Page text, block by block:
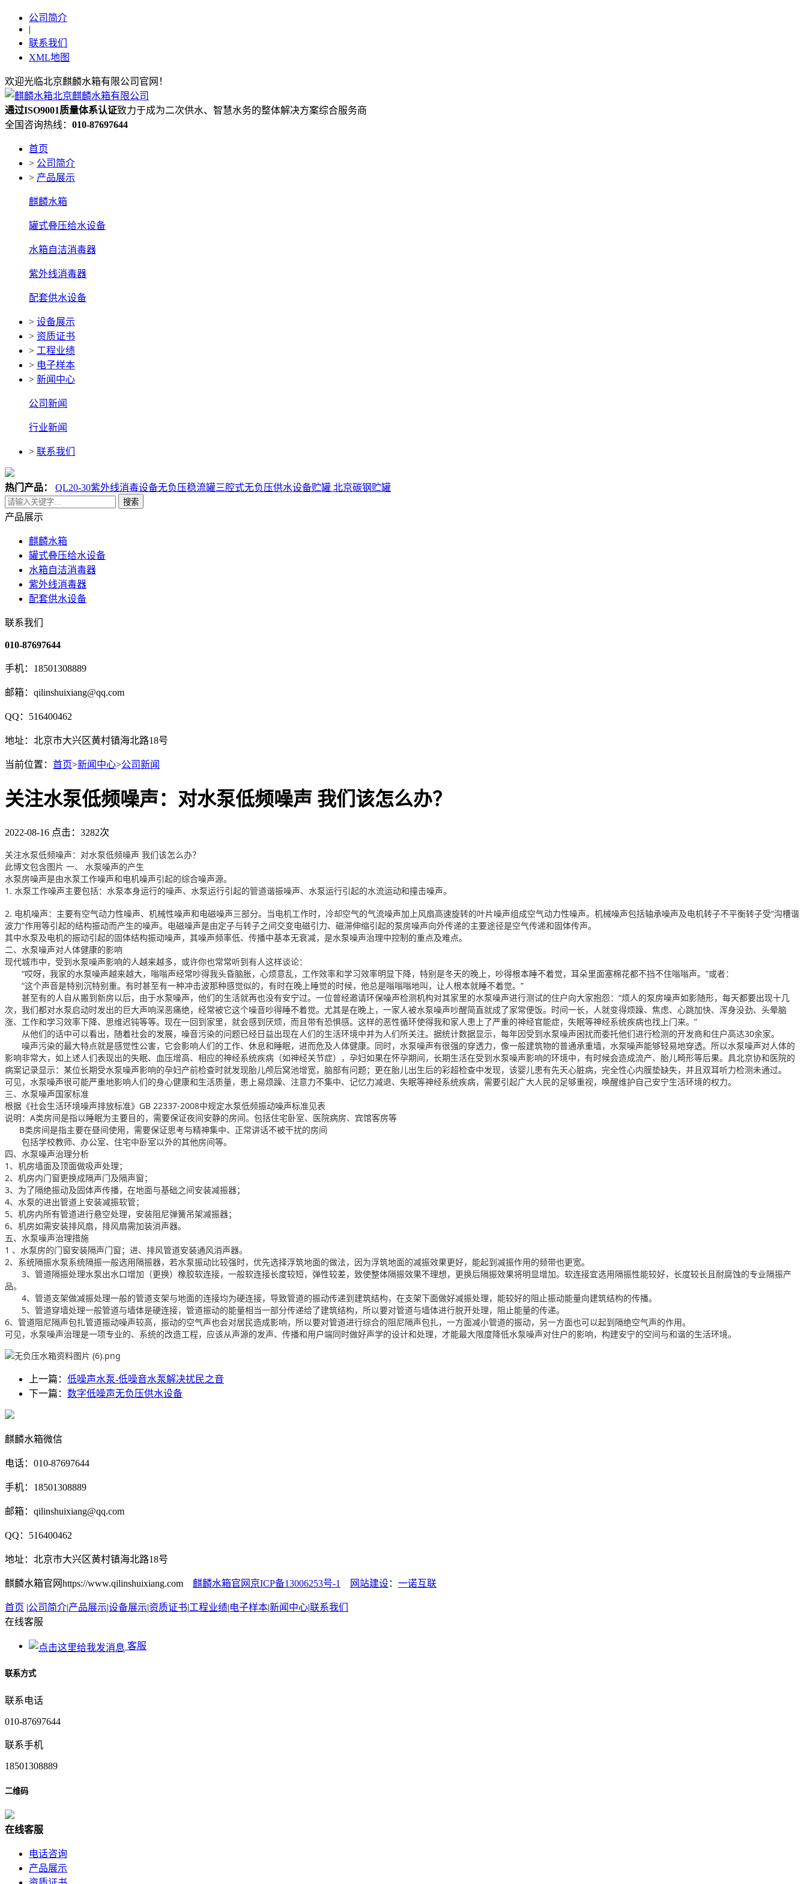
公司简介
|
联系我们
XML地图
欢迎光临北京麒麟水箱有限公司官网！
通过ISO9001质量体系认证致力于成为二次供水、智慧水务的整体解决方案综合服务商
全国咨询热线： 010-87697644
首页
> 公司简介
> 产品展示
麒麟水箱
罐式叠压给水设备
水箱自洁消毒器
紫外线消毒器
配套供水设备
> 设备展示
> 资质证书
> 工程业绩
> 电子样本
> 新闻中心
公司新闻
行业新闻
> 联系我们
热门产品： QL20-30紫外线消毒设备无负压稳流罐三腔式无负压供水设备贮罐 北京碳钢贮罐
搜索
产品展示
麒麟水箱
罐式叠压给水设备
水箱自洁消毒器
紫外线消毒器
配套供水设备
联系我们
010-87697644
手机：18501308889
邮箱：qilinshuixiang@qq.com
QQ：516400462
地址：北京市大兴区黄村镇海北路18号
当前位置： 首页>新闻中心>公司新闻
关注水泵低频噪声：对水泵低频噪声 我们该怎么办？
2022-08-16 点击：3282次
关注水泵低频噪声：对水泵低频噪声 我们该怎么办？
此博文包含图片 一、 水泵噪声的产生
水泵房噪声是由水泵工作噪声和电机噪声引起的综合噪声源。
1. 水泵工作噪声主要包括：水泵本身运行的噪声、水泵运行引起的管道谐振噪声、水泵运行引起的水流运动和撞击噪声。
2. 电机噪声：主要有空气动力性噪声、机械性噪声和电磁噪声三部分。当电机工作时，冷却空气的气流噪声加上风扇高速旋转的叶片噪声组成空气动力性噪声。机械噪声包括轴承噪声及电机转子不平衡转子受“沟槽谐
波力”作用等引起的结构振动而产生的噪声。电磁噪声是由定子与转子之间交变电磁引力、磁滞伸缩引起的泵房噪声向外传递的主要途径是空气传递和固体传声。
其中水泵及电机的振动引起的固体结构振动噪声，其噪声频率低、传播中基本无衰减，是水泵噪声治理中控制的重点及难点。
二、水泵噪声对人体健康的影响
现代城市中，受到水泵噪声影响的人越来越多，或许你也常常听到有人这样谈论：
“哎呀，我家的水泵噪声越来越大，嗡嗡声经常吵得我头昏脑胀，心烦意乱，工作效率和学习效率明显下降，特别是冬天的晚上，吵得根本睡不着觉，耳朵里面塞棉花都不挡不住嗡嗡声。”或者：
“这个声音是特别沉特别重。有时甚至有一种冲击波那种感觉似的，有时在晚上睡觉的时候，他总是嗡嗡嗡地叫，让人根本就睡不着觉。”
甚至有的人自从搬到新房以后，由于水泵噪声，他们的生活就再也没有安宁过。一位曾经邀请环保噪声检测机构对其家里的水泵噪声进行测试的住户向大家抱怨：“烦人的泵房噪声如影随形，每天都要出现十几
次，我们都对水泵启动时发出的巨大声响深恶痛绝，经常被它这个噪音吵得睡不着觉。尤其是在晚上，一家人被水泵噪声吵醒简直就成了家常便饭。时间一长，人就变得烦躁、焦虑、心跳加快、浑身没劲、头晕脑
涨、工作和学习效率下降、思维迟钝等等。现在一回到家里，就会感到厌烦，而且带有恐惧感。这样的恶性循环使得我和家人患上了严重的神经官能症，失眠等神经系统疾病也找上门来。”
从他们的话中可以看出，随着社会的发展，噪音污染的问题已经日益出现在人们的生活环境中并为人们所关注。据统计数据显示，每年因受到水泵噪声困扰而委托他们进行检测的开发商和住户高达30余家。
噪声污染的最大特点就是感觉性公害，它会影响人们的工作、休息和睡眠，进而危及人体健康。同时，水泵噪声有很强的穿透力，像一般建筑物的普通承重墙，水泵噪声能够轻易地穿透。所以水泵噪声对人体的
影响非常大，如上述人们表现出的失眠、血压增高、相应的神经系统疾病（如神经关节症），孕妇如果在怀孕期间，长期生活在受到水泵噪声影响的环境中，有时候会造成流产、胎儿畸形等后果。具北京协和医院的
病案记录显示：某位长期受水泵噪声影响的孕妇产前检查时就发现胎儿颅后窝池增宽，脑部有问题；更在胎儿出生后的彩超检查中发现，该婴儿患有先天心脏病，完全性心内膜垫缺失，并且双耳听力检测未通过。
可见，水泵噪声很可能严重地影响人们的身心健康和生活质量，患上易烦躁、注意力不集中、记忆力减退、失眠等神经系统疾病，需要引起广大人民的足够重视，唤醒维护自己安宁生活环境的权力。
三、水泵噪声国家标准
根据《社会生活环境噪声排放标准》GB 22337-2008中规定水泵低频振动噪声标准见表
说明：A类房间是指以睡眠为主要目的，需要保证夜间安静的房间。包括住宅卧室、医院病房、宾馆客房等
B类房间是指主要在昼间使用，需要保证思考与精神集中、正常讲话不被干扰的房间
包括学校教师、办公室、住宅中卧室以外的其他房间等。
四、水泵噪声治理分析
1、机房墙面及顶面做吸声处理；
2、机房内门窗更换成隔声门及隔声窗；
3、为了隔绝振动及固体声传播，在地面与基础之间安装减振器；
4、水泵的进出管道上安装减振软管；
5、机房内所有管道进行悬空处理，安装阻尼弹簧吊架减振器；
6、机房如需安装排风扇，排风扇需加装消声器。
五、水泵噪声治理措施
1 、水泵房的门窗安装隔声门窗；进、排风管道安装通风消声器。
2、系统隔振水泵系统隔振一般选用隔振器，若水泵振动比较强时，优先选择浮筑地面的做法，因为浮筑地面的减振效果更好，能起到减振作用的频带也更宽。
3、管道隔振处理水泵出水口增加（更换）橡胶软连接，一般软连接长度较短，弹性较差，致使整体隔振效果不理想，更换后隔振效果将明显增加。软连接宜选用隔振性能较好，长度较长且耐腐蚀的专业隔振产
品。
4、管道支架做减振处理一般的管道支架与地面的连接均为硬连接，导致管道的振动传递到建筑结构，在支架下面做好减振处理，能较好的阻止振动能量向建筑结构的传播。
5、管道穿墙处理一般管道与墙体是硬连接，管道振动的能量相当一部分传递给了建筑结构，所以要对管道与墙体进行脱开处理，阻止能量的传递。
6、管道阻尼隔声包扎管道振动噪声较高，振动的空气声也会对居民造成影响，所以要对管道进行综合的阻尼隔声包扎，一方面减小管道的振动，另一方面也可以起到隔绝空气声的作用。
可见，水泵噪声治理是一项专业的、系统的改造工程，应该从声源的发声、传播和用户端同时做好声学的设计和处理，才能最大限度降低水泵噪声对住户的影响，构建安宁的空间与和谐的生活环境。
上一篇： 低噪声水泵-低噪音水泵解决扰民之音
下一篇： 数字低噪声无负压供水设备
麒麟水箱微信
电话：010-87697644
手机：18501308889
邮箱：qilinshuixiang@qq.com
QQ：516400462
地址：北京市大兴区黄村镇海北路18号
麒麟水箱官网https://www.qilinshuixiang.com 麒麟水箱官网京ICP备13006253号-1 网站建设： 一诺互联
首页 |公司简介|产品展示|设备展示|资质证书|工程业绩|电子样本|新闻中心|联系我们
在线客服
客服
联系方式
联系电话
010-87697644
联系手机
18501308889
二维码
在线客服
电话咨询
产品展示